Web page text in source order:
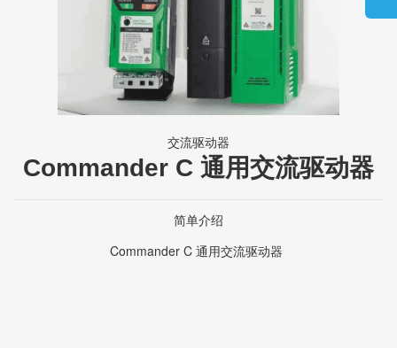
交流驱动器
Commander C 通用交流驱动器
简单介绍
Commander C 通用交流驱动器